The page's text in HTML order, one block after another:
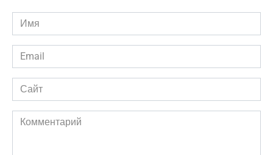
Имя
*
Email
*
Сайт
Комментарий